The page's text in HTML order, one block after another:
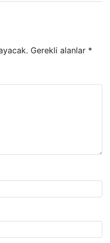
Gerekli alanlar *